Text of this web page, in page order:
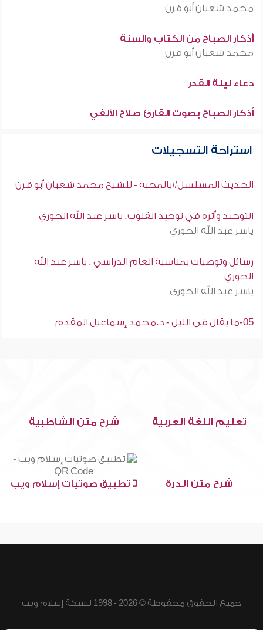
محمد شعبان أبو قرن
أذكار الصباح من الكتاب والسنة
محمد شعبان أبو قرن
دعاء ليلة القدر
أذكار الصباح بصوت القارئ صلاح الألفي
استراحة التسجيلات
الحديث المسلسل#بالمحبة - للشيخ محمد شعبان أبو قرن
التوحيد وأثره في توحيد القلوب. ياسر عبد الله الحوري
ياسر عبد الله الحوري
رسائل وتوصيات بمناسبة العام الدراسي . ياسر عبد الله
الحوري
ياسر عبد الله الحوري
05-ما يقال فى الليل - د.محمد إسماعيل المقدم
تعليم اللغة العربية شرح متن الشاطبية
شرح متن الدرة تطبيق صوتيات إسلام ويب
جميع الحقوق محفوظة © 2026 - 1998 لشبكة إسلام ويب